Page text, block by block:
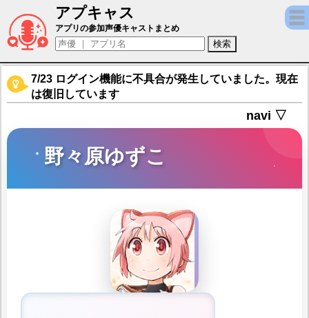
アプキャス
野々原ゆずこ（声優：大久保瑠美)【きらら
アプリの参加声優キャストまとめ
7/23 ログイン機能に不具合が発生していました。現在
は復旧しています
navi ▽
野々原ゆずこ